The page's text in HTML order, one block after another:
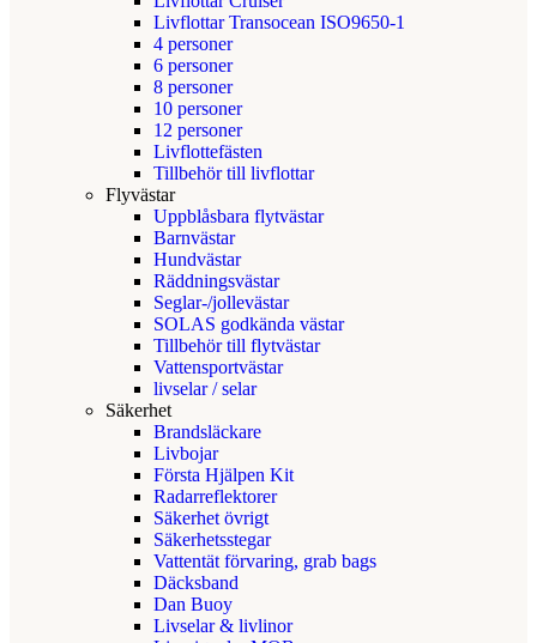
Livflottar Transocean ISO9650-1
4 personer
6 personer
8 personer
10 personer
12 personer
Livflottefästen
Tillbehör till livflottar
Flyvästar
Uppblåsbara flytvästar
Barnvästar
Hundvästar
Räddningsvästar
Seglar-/jollevästar
SOLAS godkända västar
Tillbehör till flytvästar
Vattensportvästar
livselar / selar
Säkerhet
Brandsläckare
Livbojar
Första Hjälpen Kit
Radarreflektorer
Säkerhet övrigt
Säkerhetsstegar
Vattentät förvaring, grab bags
Däcksband
Dan Buoy
Livselar & livlinor